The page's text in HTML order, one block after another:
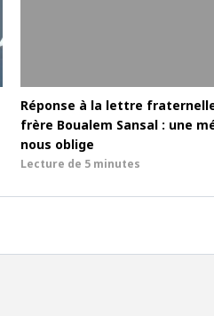
Réponse à la lettre
frère Boualem Sansal : une
nous oblige
Lecture de 5 minutes